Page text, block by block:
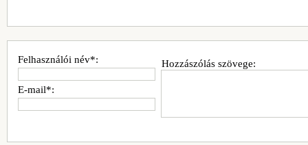
Hozzászólás szövege:
Felhasználói név*:
E-mail*: